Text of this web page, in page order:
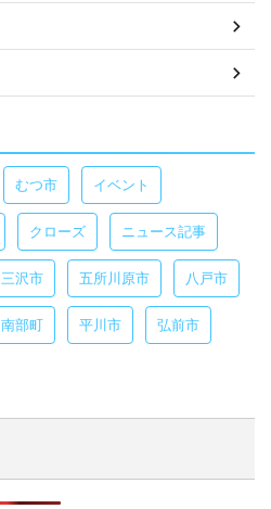
むつ市 イベント
クローズ ニュース記事
三沢市 五所川原市 八戸市
南部町 平川市 弘前市